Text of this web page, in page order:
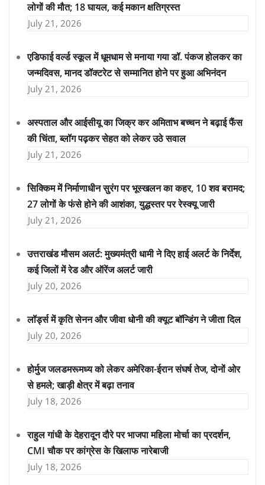
लोगों की मौत; 18 घायल, कई मकान क्षतिग्रस्त
July 21, 2026
एडिफाई वर्ल्ड स्कूल में धूमधाम से मनाया गया डॉ. पंकज होलकर का
जन्मदिवस, मानद डॉक्टरेट से सम्मानित होने पर हुआ अभिनंदन
July 21, 2026
अस्पताल और आईसीयू का जिक्र कर अमिताभ बच्चन ने बढ़ाई फैंस
की चिंता, ब्लॉग पढ़कर सेहत को लेकर उठे सवाल
July 21, 2026
सिक्किम में निर्माणाधीन सुरंग पर भूस्खलन का कहर, 10 शव बरामद;
27 लोगों के फंसे होने की आशंका, युद्धस्तर पर रेस्क्यू जारी
July 21, 2026
उत्तराखंड मौसम अलर्ट: मुख्यमंत्री धामी ने दिए हाई अलर्ट के निर्देश,
कई जिलों में रेड और ऑरेंज अलर्ट जारी
July 20, 2026
लॉर्ड्स में कृति सेनन और जीवा धोनी की क्यूट बॉन्डिंग ने जीता दिल
July 20, 2026
होर्मुज जलडमरूमध्य को लेकर अमेरिका-ईरान संघर्ष तेज, दोनों ओर
से हमले; खाड़ी क्षेत्र में बढ़ा तनाव
July 18, 2026
राहुल गांधी के देहरादून दौरे पर भाजपा महिला मोर्चा का प्रदर्शन,
CMI चौक पर कांग्रेस के खिलाफ नारेबाजी
July 18, 2026